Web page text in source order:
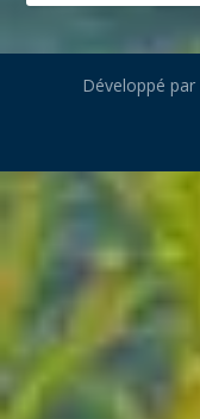
Développé par